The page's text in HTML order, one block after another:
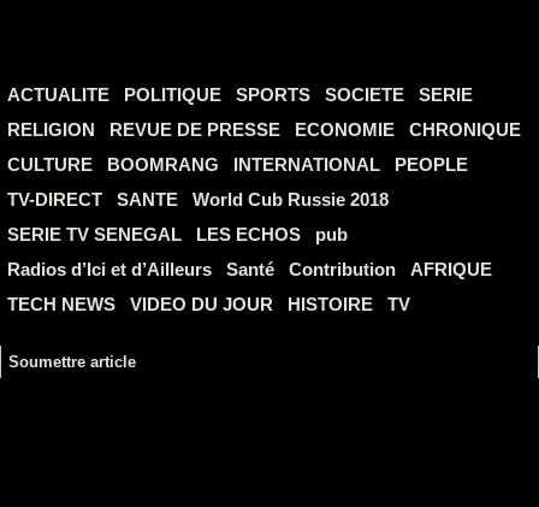
ACTUALITE POLITIQUE SPORTS SOCIETE
SERIE
RELIGION
REVUE DE PRESSE ECONOMIE
CHRONIQUE
CULTURE
BOOMRANG INTERNATIONAL
PEOPLE
TV-DIRECT
SANTE
World Cub Russie 2018
SERIE TV SENEGAL
LES ECHOS
pub
Radios d’Ici et d’Ailleurs
Santé Contribution
AFRIQUE
TECH NEWS
VIDEO DU JOUR HISTOIRE TV
Soumettre article